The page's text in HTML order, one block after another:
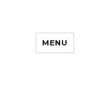
MENU